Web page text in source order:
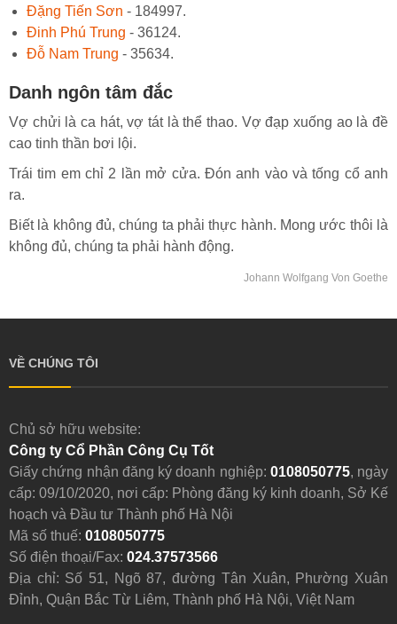
Đặng Tiến Sơn - 184997.
Đinh Phú Trung - 36124.
Đỗ Nam Trung - 35634.
Danh ngôn tâm đắc
Vợ chửi là ca hát, vợ tát là thể thao. Vợ đạp xuống ao là đề
cao tinh thần bơi lội.
Trái tim em chỉ 2 lần mở cửa. Đón anh vào và tống cổ anh
ra.
Biết là không đủ, chúng ta phải thực hành. Mong ước thôi là
không đủ, chúng ta phải hành động.
Johann Wolfgang Von Goethe
VỀ CHÚNG TÔI
Chủ sở hữu website:
Công ty Cổ Phần Công Cụ Tốt
Giấy chứng nhận đăng ký doanh nghiệp: 0108050775, ngày
cấp: 09/10/2020, nơi cấp: Phòng đăng ký kinh doanh, Sở Kế
hoạch và Đầu tư Thành phố Hà Nội
Mã số thuế: 0108050775
Số điện thoại/Fax: 024.37573566
Địa chỉ: Số 51, Ngõ 87, đường Tân Xuân, Phường Xuân
Đỉnh, Quận Bắc Từ Liêm, Thành phố Hà Nội, Việt Nam